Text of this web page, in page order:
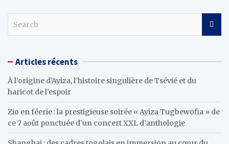
c
h
Articles récents
À l’origine d’Ayiza, l’histoire singulière de Tsévié et du
haricot de l’espoir
Zio en féerie : la prestigieuse soirée « Ayiza Tugbewofia » de
ce 7 août ponctuée d’un concert XXL d’anthologie